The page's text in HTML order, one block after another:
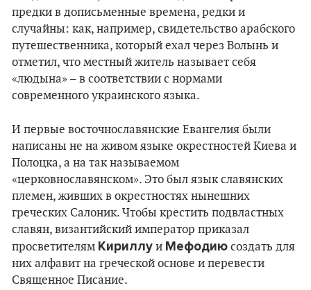
предки в дописьменные времена, редки и
случайны: как, например, свидетельство арабского
путешественника, который ехал через Волынь и
отметил, что местный житель называет себя
«людына» – в соответствии с нормами
современного украинского языка.
И первые восточнославянские Евангелия были
написаны не на живом языке окрестностей Киева и
Полоцка, а на так называемом
«церковнославянском». Это был язык славянских
племен, живших в окрестностях нынешних
греческих Салоник. Чтобы крестить подвластных
славян, византийский император приказал
просветителям Кириллу и Мефодию создать для
них алфавит на греческой основе и перевести
Священное Писание.